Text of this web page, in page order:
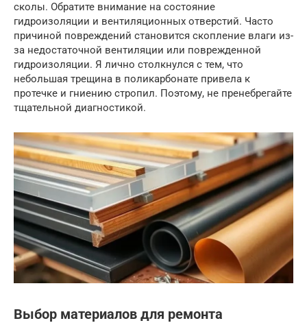
сколы. Обратите внимание на состояние
гидроизоляции и вентиляционных отверстий. Часто
причиной повреждений становится скопление влаги из-
за недостаточной вентиляции или поврежденной
гидроизоляции. Я лично столкнулся с тем, что
небольшая трещина в поликарбонате привела к
протечке и гниению стропил. Поэтому, не пренебрегайте
тщательной диагностикой.
Выбор материалов для ремонта